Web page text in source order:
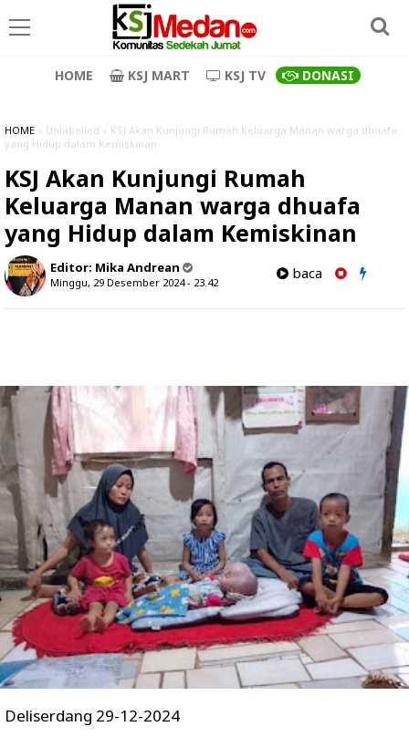
HOME KSJ MART KSJ TV DONASI
HOME » Unlabelled » KSJ Akan Kunjungi Rumah Keluarga Manan warga dhuafa
yang Hidup dalam Kemiskinan
KSJ Akan Kunjungi Rumah
Keluarga Manan warga dhuafa
yang Hidup dalam Kemiskinan
Editor: Mika Andrean
Minggu, 29 Desember 2024 - 23.42
baca
Deliserdang 29-12-2024